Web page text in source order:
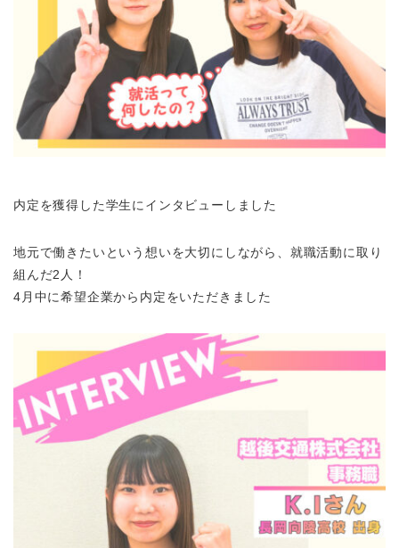
内定を獲得した学生にインタビューしました
地元で働きたいという想いを大切にしながら、就職活動に取り
組んだ2人！
4月中に希望企業から内定をいただきました